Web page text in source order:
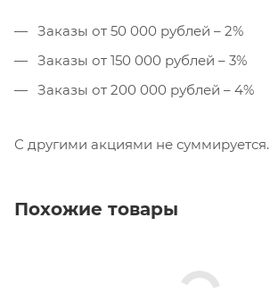
Заказы от 50 000 рублей – 2%
Заказы от 150 000 рублей – 3%
Заказы от 200 000 рублей – 4%
С другими акциями не суммируется.
Похожие товары